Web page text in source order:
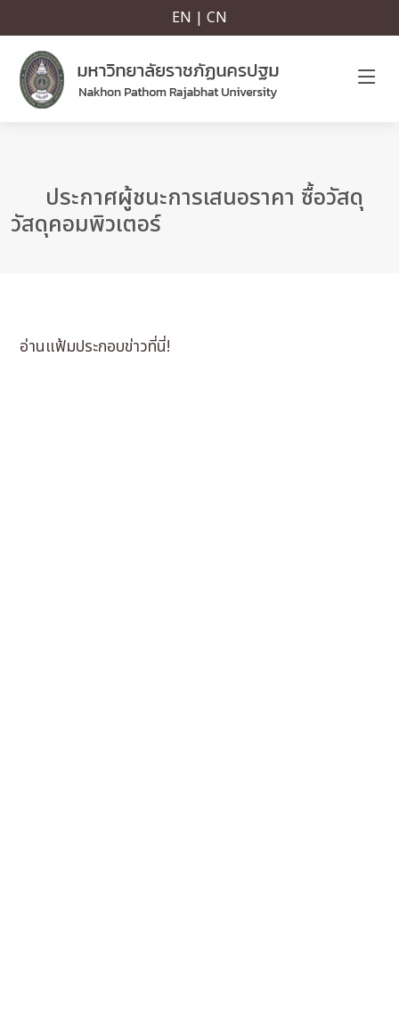
EN | CN
ประกาศผู้ชนะการเสนอราคา ซื้อวัสดุ
วัสดุคอมพิวเตอร์
อ่านแฟ้มประกอบข่าวที่นี่!